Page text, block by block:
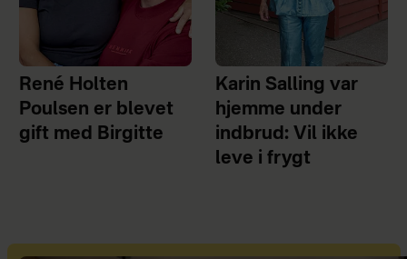
René Holten
Poulsen er blevet
gift med Birgitte
Karin Salling var
hjemme under
indbrud: Vil ikke
leve i frygt